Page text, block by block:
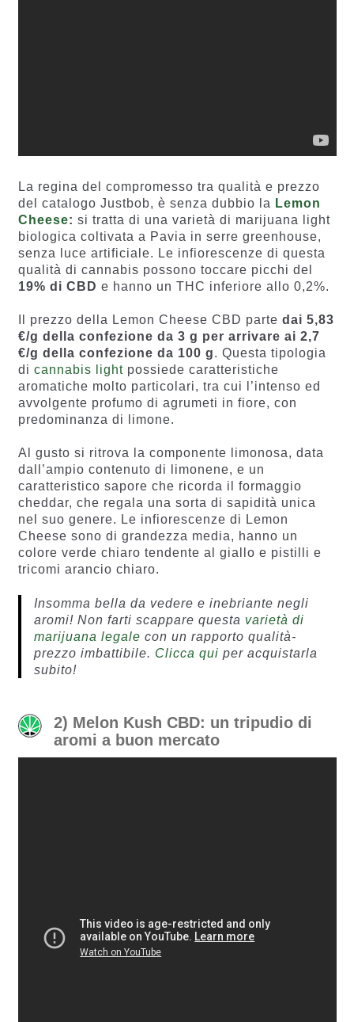
La regina del compromesso tra qualità e prezzo
del catalogo Justbob, è senza dubbio la Lemon
Cheese: si tratta di una varietà di marijuana light
biologica coltivata a Pavia in serre greenhouse,
senza luce artificiale. Le infiorescenze di questa
qualità di cannabis possono toccare picchi del
19% di CBD e hanno un THC inferiore allo 0,2%.
Il prezzo della Lemon Cheese CBD parte dai 5,83
€/g della confezione da 3 g per arrivare ai 2,7
€/g della confezione da 100 g. Questa tipologia
di cannabis lightpossiede caratteristiche
aromatiche molto particolari, tra cui l’intenso ed
avvolgente profumo di agrumeti in fiore, con
predominanza di limone.
Al gusto si ritrova la componente limonosa, data
dall’ampio contenuto di limonene, e un
caratteristico sapore che ricorda il formaggio
cheddar, che regala una sorta di sapidità unica
nel suo genere. Le infiorescenze di Lemon
Cheese sono di grandezza media, hanno un
colore verde chiaro tendente al giallo e pistilli e
tricomi arancio chiaro.
Insomma bella da vedere e inebriante negli
aromi! Non farti scappare questa varietà di
marijuana legale con un rapporto qualità-
prezzo imbattibile. Clicca qui per acquistarla
subito!
2) Melon Kush CBD: un tripudio di
aromi a buon mercato